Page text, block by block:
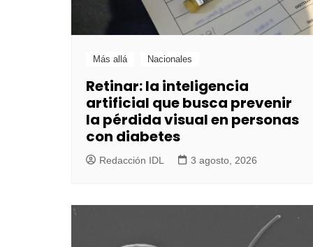
Más allá Nacionales
Retinar: la inteligencia
artificial que busca prevenir
la pérdida visual en personas
con diabetes
Redacción IDL 3 agosto, 2026